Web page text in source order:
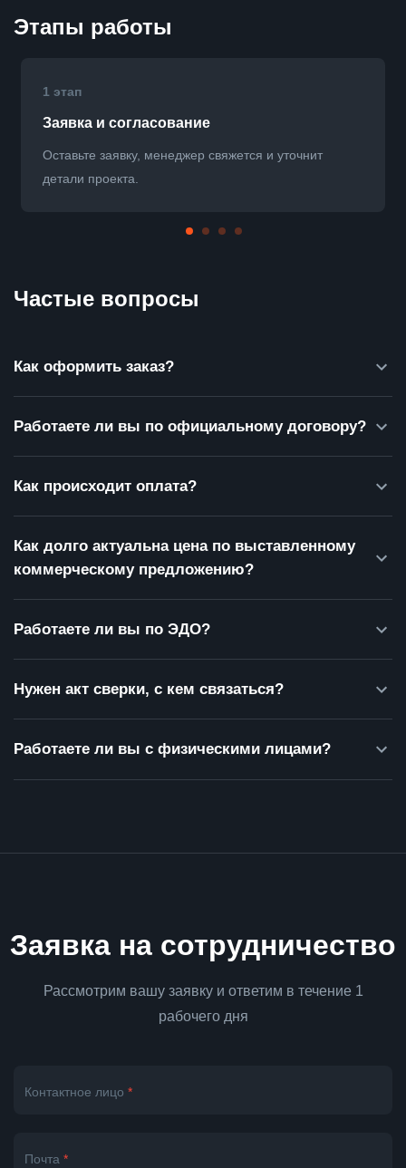
Этапы работы
1 этап
Заявка и согласование
Оставьте заявку, менеджер свяжется и уточнит
детали проекта.
Частые вопросы
Как оформить заказ?
Работаете ли вы по официальному договору?
Как происходит оплата?
Как долго актуальна цена по выставленному
коммерческому предложению?
Работаете ли вы по ЭДО?
Нужен акт сверки, с кем связаться?
Работаете ли вы с физическими лицами?
Заявка на сотрудничество
Рассмотрим вашу заявку и ответим в течение 1
рабочего дня
Контактное лицо *
Почта *